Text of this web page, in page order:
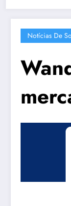
Notícias De